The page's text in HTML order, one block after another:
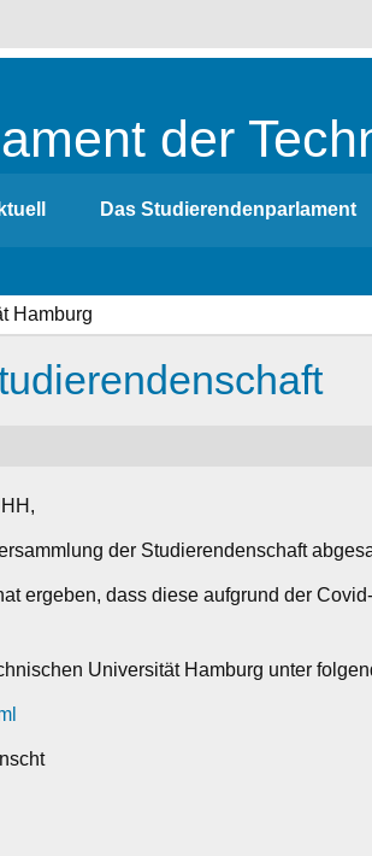
der
Das Studierendenparlament
der Studierendenschaft
ergeben, dass diese aufgrund der
Universität Hamburg unter